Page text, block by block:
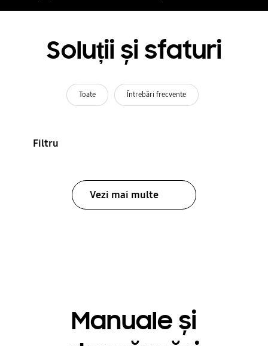
Soluții și sfaturi
Toate Întrebări frecvente
Filtru
Vezi mai multe
Manuale și